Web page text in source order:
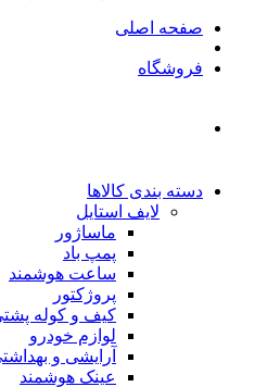
صفحه اصلی
فروشگاه
دسته بندی کالاها
لایف استایل
ماساژور
پمپ باد
ساعت هوشمند
پروژکتور
کیف و کوله
لوازم خودرو
آرایشی و
عینک هوشمند